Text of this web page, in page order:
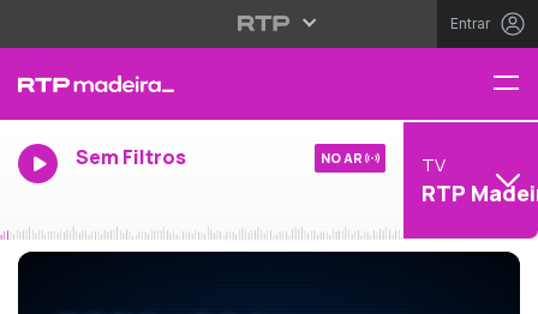
Entrar
Sem Filtros NO AR TV
RTP